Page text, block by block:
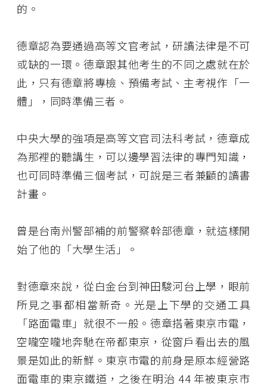
的。
德章認為要通過高等文官考試，研讀法律是不可
或缺的一環。德章跟其他考生的不同之處就在於
此，只有德章將專檢、預備考試、主考視作「一
體」，同時準備三者。
中央大學的強項是高等文官司法科考試，德章成
為那裡的聽講生，可以邊學習法律的專門知識，
也可同時準備三個考試，可說是三者兼顧的讀書
計畫。
曾是台南州警部補的前警察幹部德章，就這樣開
始了他的「大學生活」。
對德章來說，從白金台到神田駿河台上學，眼前
所見之事都相當新奇。光是上下學的交通工具
「路面電車」就很不一般。德章搭著東京市電，
空嚨空嚨地奔馳在帝都東京，從窗戶看出去的風
景是如此的新鮮。東京市電的前身是原本經營路
面電車的東京鐵道，之後在明治 44 年被東京市